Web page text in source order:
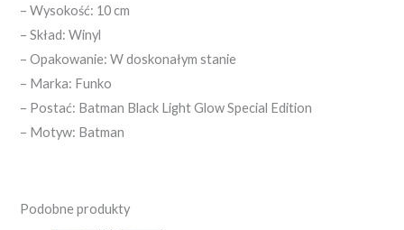
– Wysokość: 10 cm
– Skład: Winyl
– Opakowanie: W doskonałym stanie
– Marka: Funko
– Postać: Batman Black Light Glow Special Edition
– Motyw: Batman
Podobne produkty